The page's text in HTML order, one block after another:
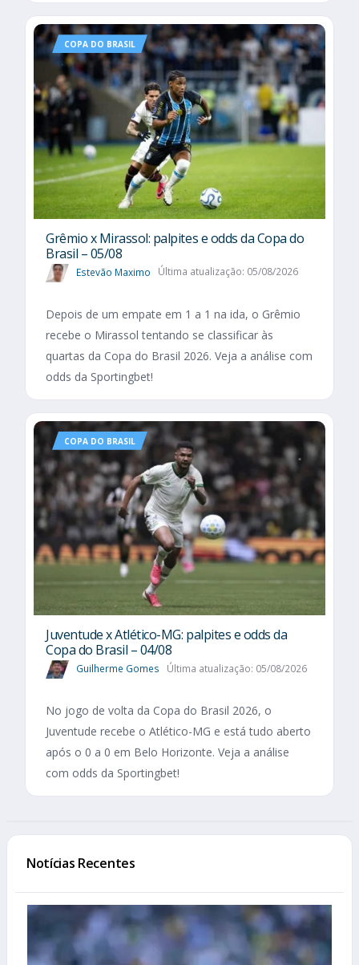
COPA DO BRASIL
Grêmio x Mirassol: palpites e odds da Copa do
Brasil – 05/08
Estevão Maximo Última atualização: 05/08/2026
Depois de um empate em 1 a 1 na ida, o Grêmio
recebe o Mirassol tentando se classificar às
quartas da Copa do Brasil 2026. Veja a análise com
odds da Sportingbet!
COPA DO BRASIL
Juventude x Atlético-MG: palpites e odds da
Copa do Brasil – 04/08
Guilherme Gomes Última atualização: 05/08/2026
No jogo de volta da Copa do Brasil 2026, o
Juventude recebe o Atlético-MG e está tudo aberto
após o 0 a 0 em Belo Horizonte. Veja a análise
com odds da Sportingbet!
Notícias Recentes